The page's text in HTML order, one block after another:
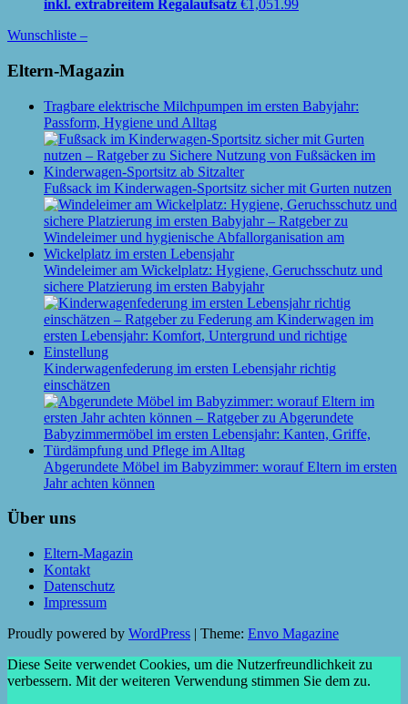
inkl. extrabreitem Regalaufsatz €1,051.99
Wunschliste –
Eltern-Magazin
Tragbare elektrische Milchpumpen im ersten Babyjahr:
Passform, Hygiene und Alltag
Fußsack im Kinderwagen-Sportsitz sicher mit Gurten nutzen
Windeleimer am Wickelplatz: Hygiene, Geruchsschutz und
sichere Platzierung im ersten Babyjahr
Kinderwagenfederung im ersten Lebensjahr richtig
einschätzen
Abgerundete Möbel im Babyzimmer: worauf Eltern im ersten
Jahr achten können
Über uns
Eltern-Magazin
Kontakt
Datenschutz
Impressum
Proudly powered by WordPress | Theme: Envo Magazine
Diese Seite verwendet Cookies, um die Nutzerfreundlichkeit zu
verbessern. Mit der weiteren Verwendung stimmen Sie dem zu.